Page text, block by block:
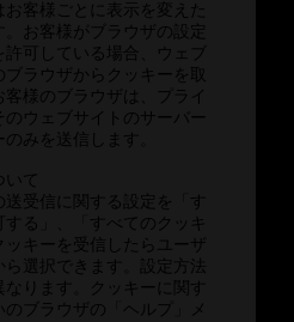
お客様ごとに表示を変えた
お客様がブラウザの設定
可している場合、ウェブ
ラウザからクッキーを取
客様のブラウザは、プライ
ウェブサイトのサーバー
みを送信します。
て
送受信に関する設定を「す
る」、「すべてのクッキ
キーを受信したらユーザ
選択できます。設定方法
ります。クッキーに関す
ブラウザの「ヘルプ」メ